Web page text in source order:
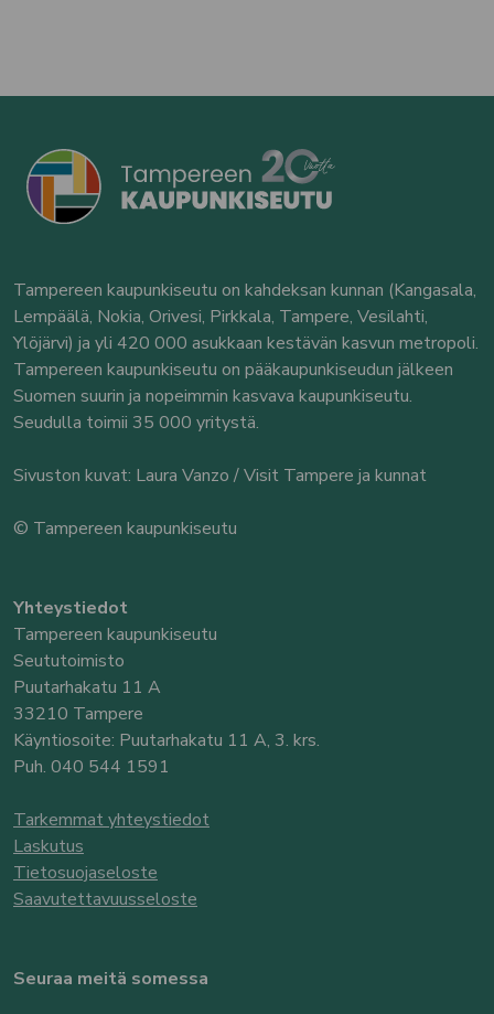
Tampereen kaupunkiseutu on kahdeksan kunnan (Kangasala,
Lempäälä, Nokia, Orivesi, Pirkkala, Tampere, Vesilahti,
Ylöjärvi) ja yli 420 000 asukkaan kestävän kasvun metropoli.
Tampereen kaupunkiseutu on pääkaupunkiseudun jälkeen
Suomen suurin ja nopeimmin kasvava kaupunkiseutu.
Seudulla toimii 35 000 yritystä.
Sivuston kuvat: Laura Vanzo / Visit Tampere ja kunnat
© Tampereen kaupunkiseutu
Yhteystiedot
Tampereen kaupunkiseutu
Seututoimisto
Puutarhakatu 11 A
33210 Tampere
Käyntiosoite: Puutarhakatu 11 A, 3. krs.
Puh. 040 544 1591
Tarkemmat yhteystiedot
Laskutus
Tietosuojaseloste
Saavutettavuusseloste
Seuraa meitä somessa